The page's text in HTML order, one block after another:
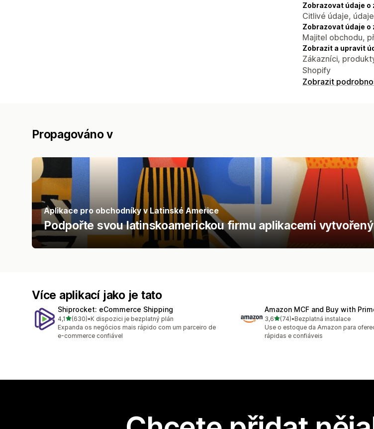
Zobrazovat údaje o
Citlivé údaje,
Zobrazovat údaje
Majitel obchodu,
Zobrazit a upravit
Zákazníci,
Shopify
Zobrazit
Propagováno v
Aplikace pro obchodníky v Latinské Americe
Podpořte svou latinskoamerickou firmu aplikacemi
Více aplikací jako je tato
Shiprocket: eCommerce Shipping
4,1z 5 hvězd
(630)
Celkový počet recenzí: 630
•K dispozici je bezplatný plán
Expanda os negócios mais rápido com um parceiro de
e-commerce confiável
Amazon MCF and Buy with
3,6z 5 hvězd
(74)
Celkový počet recenzí: 74
•Bezplatná instalace
Use o estoque da Amazon para
rápidas e confiáveis